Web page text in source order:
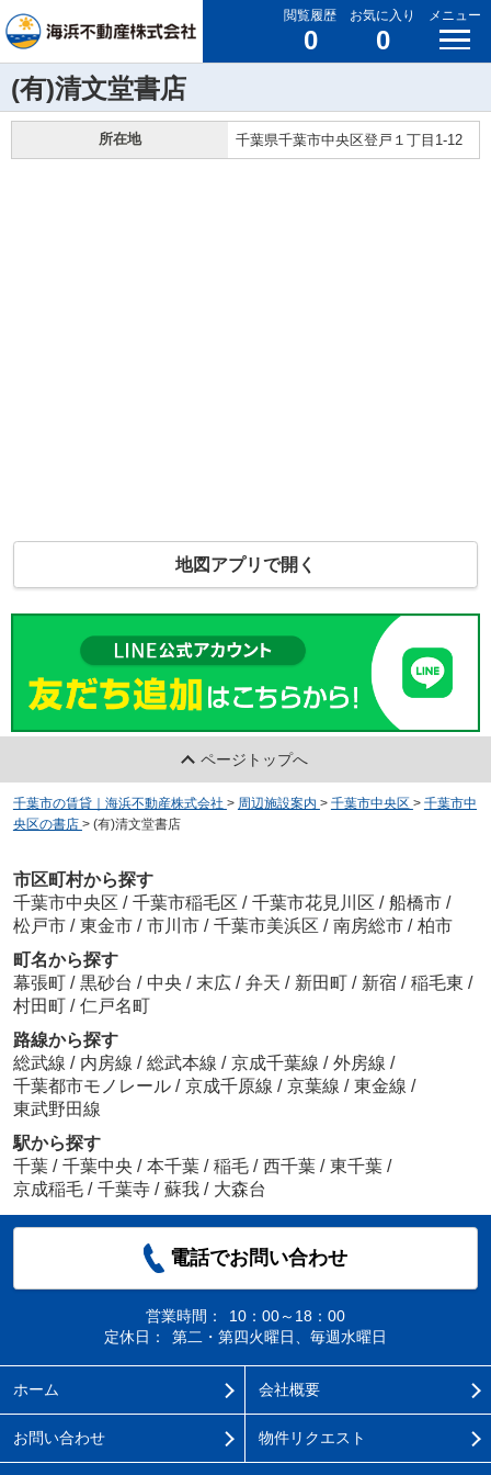
閲覧履歴
0
お気に入り
0
メニュー
(有)清文堂書店
所在地 千葉県千葉市中央区登戸１丁目1-12
地図アプリで開く
ページトップへ
千葉市の賃貸｜海浜不動産株式会社 > 周辺施設案内 > 千葉市中央区 > 千葉市中
央区の書店 > (有)清文堂書店
市区町村から探す
千葉市中央区 / 千葉市稲毛区 / 千葉市花見川区 / 船橋市 /
松戸市 / 東金市 / 市川市 / 千葉市美浜区 / 南房総市 / 柏市
町名から探す
幕張町 / 黒砂台 / 中央 / 末広 / 弁天 / 新田町 / 新宿 / 稲毛東 /
村田町 / 仁戸名町
路線から探す
総武線 / 内房線 / 総武本線 / 京成千葉線 / 外房線 /
千葉都市モノレール / 京成千原線 / 京葉線 / 東金線 /
東武野田線
駅から探す
千葉 / 千葉中央 / 本千葉 / 稲毛 / 西千葉 / 東千葉 /
京成稲毛 / 千葉寺 / 蘇我 / 大森台
電話でお問い合わせ
営業時間：
10：00～18：00
定休日：
第二・第四火曜日、毎週水曜日
ホーム 会社概要
お問い合わせ 物件リクエスト